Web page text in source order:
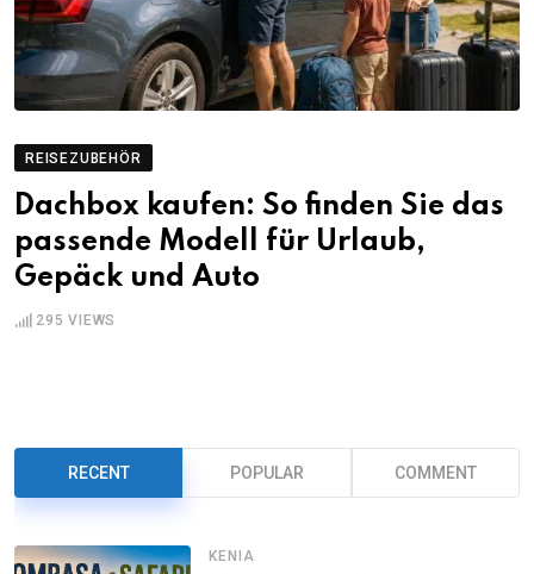
REISEZUBEHÖR
Dachbox kaufen: So finden Sie das
passende Modell für Urlaub,
Gepäck und Auto
295 VIEWS
RECENT POPULAR COMMENT
KENIA